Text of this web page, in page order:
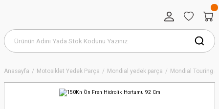
Anasayfa Motosiklet Yedek Parça Mondial yedek parça Mondial Touring